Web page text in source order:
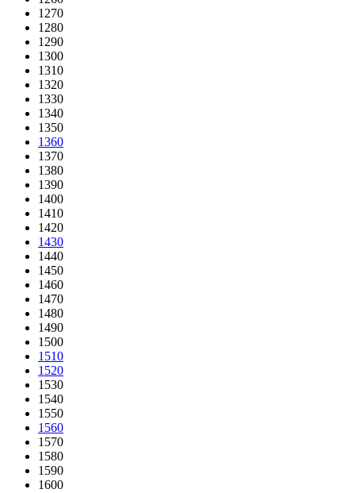
1270
1280
1290
1300
1310
1320
1330
1340
1350
1360
1370
1380
1390
1400
1410
1420
1430
1440
1450
1460
1470
1480
1490
1500
1510
1520
1530
1540
1550
1560
1570
1580
1590
1600